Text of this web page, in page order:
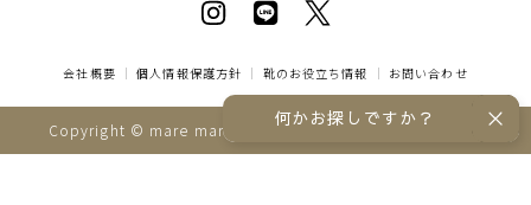
会社概要 ｜個人情報保護方針 ｜ 靴のお役立ち情報 ｜ お問い合わせ
Copyright © mare mare online store All rights reserved.
何かお探しですか？